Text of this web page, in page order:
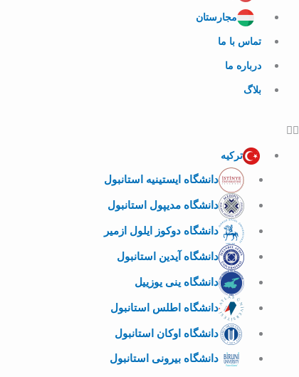
مجارستان
تماس با ما
درباره ما
بلاگ
ترکیه
دانشگاه ایستینیه استانبول
دانشگاه مدیپول استانبول
دانشگاه دوکوز ایلول ازمیر
دانشگاه آیدین استانبول
دانشگاه ینی یوزییل
دانشگاه اطلس استانبول
دانشگاه اوکان استانبول
دانشگاه بیرونی استانبول